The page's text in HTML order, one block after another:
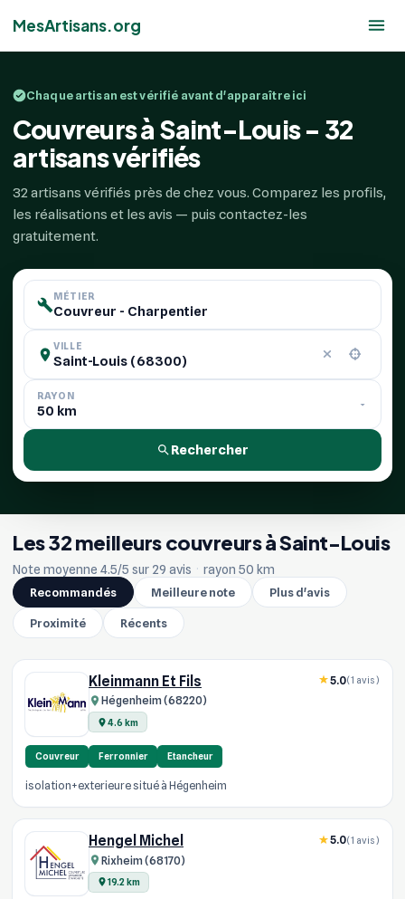
MesArtisans.org
Chaque artisan est vérifié avant d'apparaître ici
Couvreurs à Saint-Louis - 32
artisans vérifiés
32 artisans vérifiés près de chez vous. Comparez les profils,
les réalisations et les avis — puis contactez-les
gratuitement.
MÉTIER
VILLE
RAYON
Rechercher
Les 32 meilleurs couvreurs à Saint-Louis
Note moyenne 4.5/5 sur 29 avis · rayon 50 km
Recommandés
Meilleure note Plus d'avis
Proximité Récents
Kleinmann Et Fils
Hégenheim (68220)
4.6 km
5.0(1 avis)
Couvreur Ferronnier Etancheur
isolation+exterieure situé à Hégenheim
Hengel Michel
Rixheim (68170)
19.2 km
5.0(1 avis)